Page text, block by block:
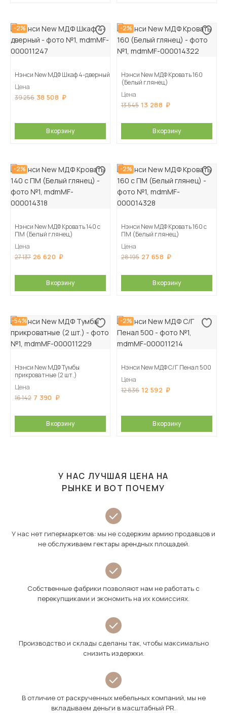
-2%
Нэнси New МДФ Шкаф 4-дверный
Цена
39 256 38 508
В корзину
-2%
Нэнси New МДФ Кровать 160
(Белый глянец)
Цена
13 545 13 288
В корзину
-2%
Нэнси New МДФ Кровать 140 с
ПМ (Белый глянец)
Цена
27 137 26 620
В корзину
-2%
Нэнси New МДФ Кровать 160 с
ПМ (Белый глянец)
Цена
28 195 27 658
В корзину
-54%
Нэнси New МДФ Тумбы
прикроватные (2 шт.)
Цена
16 142 7 390
В корзину
-2%
Нэнси New МДФ С/Г Пенал 500
Цена
12 836 12 592
В корзину
У НАС ЛУЧШАЯ ЦЕНА НА
РЫНКЕ И ВОТ ПОЧЕМУ
У нас нет гипермаркетов: мы не содержим армию продавцов и
не обслуживаем гектары арендных площадей.
Собственные фабрики позволяют нам не работать с
перекупщиками и экономить на их комиссиях.
Производство и склады сделаны так, чтобы максимально
снизить издержки.
В отличие от раскрученных мебельных компаний, мы не
вкладываем деньги в масштабный PR.